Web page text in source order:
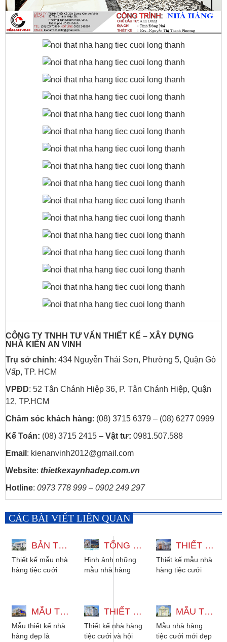
CÔNG TY TNHH TƯ VẤN THIẾT KẾ – XÂY DỰNG
NHÀ KIẾN AN VINH
Trụ sở chính: 434 Nguyễn Thái Sơn, Phường 5, Quận Gò
Vấp, TP. HCM
VPĐD: 52 Tân Chánh Hiệp 36, P. Tân Chánh Hiệp, Quận
12, TP.HCM
Chăm sóc khách hàng: (08) 3715 6379 – (08) 6277 0999
Kế Toán: (08) 3715 2415 – Vật tư: 0981.507.588
Email : kienanvinh2012@gmail.com
Website: thietkexaynhadep.com.vn
Hotline: 0973 778 999 – 0902 249 297
CÁC BÀI VIẾT LIÊN QUAN
BẢN THIẾT KẾ NHÀ HÀNG TIỆC CƯỚI 1000M2 CÓ KHUÔN VIÊN RỘNG
Thiết kế mẫu nhà
hàng tiệc cưới
các...
TỔNG HỢP NHỮNG MẪU NHÀ HÀNG HIỆN ĐẠI – ÍT VỐN ĐẦU TƯ
Hình ảnh những
mẫu nhà hàng
nhà...
THIẾT KẾ MẪU NHÀ HÀNG TIỆC CƯỚI ĐẸP TẠI BÌNH PHƯỚC
Thiết kế mẫu nhà
hàng tiệc cưới
nhật,...
MẪU THIẾT KẾ NHÀ HÀNG KẾT HỢP SIÊU THỊ ĐIỆN MÁY ĐẸP TIỆN ÍCH
Mẫu thiết kế nhà
hàng đẹp là
THIẾT KẾ NHÀ HÀNG TIỆC CƯỚI VÀ HỘI NGHỊ TẠI LONG THÀNH
Thiết kế nhà hàng
tiệc cưới và hội
MẪU THIẾT KẾ NHÀ HÀNG MỚI ĐẸP PHONG CÁCH CỔ ĐIỂN
Mẫu nhà hàng
tiệc cưới mới đẹp